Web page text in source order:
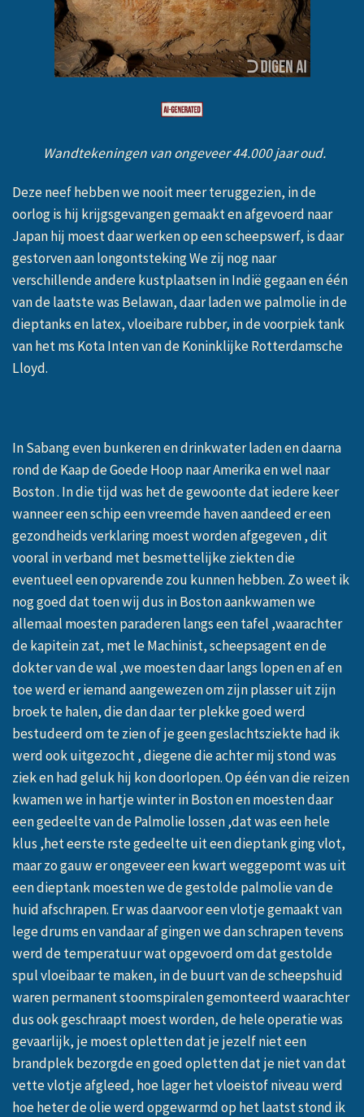
Wandtekeningen van ongeveer 44.000 jaar oud.
Deze neef hebben we nooit meer teruggezien, in de
oorlog is hij krijgsgevangen gemaakt en afgevoerd naar
Japan hij moest daar werken op een scheepswerf, is daar
gestorven aan longontsteking We zij nog naar
verschillende andere kustplaatsen in Indië gegaan en één
van de laatste was Belawan, daar laden we palmolie in de
dieptanks en latex, vloeibare rubber, in de voorpiek tank
van het ms Kota Inten van de Koninklijke Rotterdamsche
Lloyd.
In Sabang even bunkeren en drinkwater laden en daarna
rond de Kaap de Goede Hoop naar Amerika en wel naar
Boston . In die tijd was het de gewoonte dat iedere keer
wanneer een schip een vreemde haven aandeed er een
gezondheids verklaring moest worden afgegeven , dit
vooral in verband met besmettelijke ziekten die
eventueel een opvarende zou kunnen hebben. Zo weet ik
nog goed dat toen wij dus in Boston aankwamen we
allemaal moesten paraderen langs een tafel ,waarachter
de kapitein zat, met le Machinist, scheepsagent en de
dokter van de wal ,we moesten daar langs lopen en af en
toe werd er iemand aangewezen om zijn plasser uit zijn
broek te halen, die dan daar ter plekke goed werd
bestudeerd om te zien of je geen geslachtsziekte had ik
werd ook uitgezocht , diegene die achter mij stond was
ziek en had geluk hij kon doorlopen. Op één van die reizen
kwamen we in hartje winter in Boston en moesten daar
een gedeelte van de Palmolie lossen ,dat was een hele
klus ,het eerste rste gedeelte uit een dieptank ging vlot,
maar zo gauw er ongeveer een kwart weggepomt was uit
een dieptank moesten we de gestolde palmolie van de
huid afschrapen. Er was daarvoor een vlotje gemaakt van
lege drums en vandaar af gingen we dan schrapen tevens
werd de temperatuur wat opgevoerd om dat gestolde
spul vloeibaar te maken, in de buurt van de scheepshuid
waren permanent stoomspiralen gemonteerd waarachter
dus ook geschraapt moest worden, de hele operatie was
gevaarlijk, je moest opletten dat je jezelf niet een
brandplek bezorgde en goed opletten dat je niet van dat
vette vlotje afgleed, hoe lager het vloeistof niveau werd
hoe heter de olie werd opgewarmd op het laatst stond ik